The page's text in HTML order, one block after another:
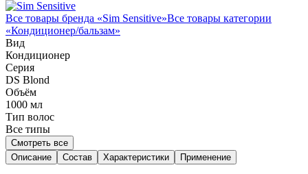
Все товары бренда «Sim Sensitive»Все товары категории
«Кондиционер/бальзам»
Вид
Кондиционер
Серия
DS Blond
Объём
1000 мл
Тип волос
Все типы
Смотреть все
Описание
Состав Характеристики Применение